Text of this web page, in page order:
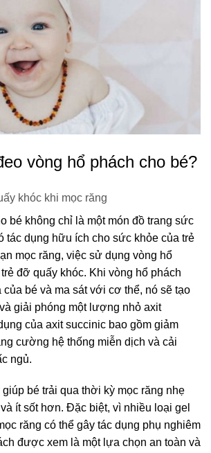
vòng hổ phách cho bé?
khóc khi mọc răng
bé không chỉ là một món đồ trang sức
tác dụng hữu ích cho sức khỏe của trẻ
mọc răng, việc sử dụng vòng hổ
đỡ quấy khóc. Khi vòng hổ phách
bé và ma sát với cơ thể, nó sẽ tạo
giải phóng một lượng nhỏ axit
của axit succinic bao gồm giảm
cường hệ thống miễn dịch và cải
ngủ.
bé trải qua thời kỳ mọc răng nhẹ
ít sốt hơn. Đặc biệt, vì nhiều loại gel
răng có thể gây tác dụng phụ nghiêm
được xem là một lựa chọn an toàn và